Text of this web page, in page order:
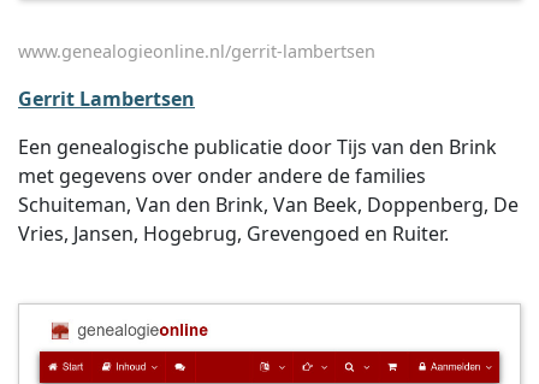
www.genealogieonline.nl/gerrit-lambertsen
Gerrit Lambertsen
Een genealogische publicatie door Tijs van den Brink
met gegevens over onder andere de families
Schuiteman, Van den Brink, Van Beek, Doppenberg, De
Vries, Jansen, Hogebrug, Grevengoed en Ruiter.